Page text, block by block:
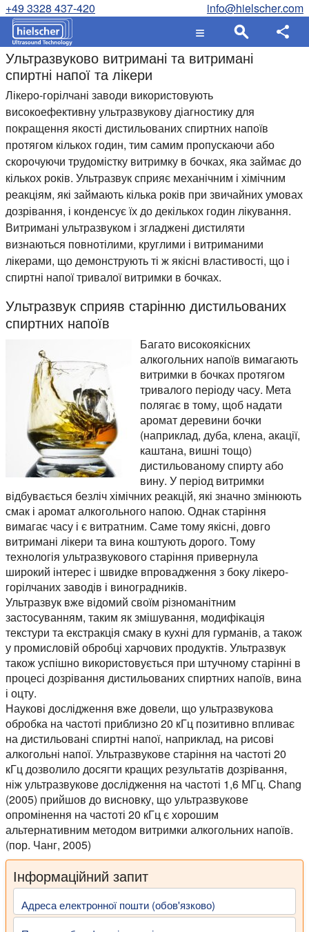
+49 3328 437-420 info@hielscher.com
Ультразвуково витримані та витримані
спиртні напої та лікери
Лікеро-горілчані заводи використовують
високоефективну ультразвукову діагностику для
покращення якості дистильованих спиртних напоїв
протягом кількох годин, тим самим пропускаючи або
скорочуючи трудомістку витримку в бочках, яка займає до
кількох років. Ультразвук сприяє механічним і хімічним
реакціям, які займають кілька років при звичайних умовах
дозрівання, і конденсує їх до декількох годин лікування.
Витримані ультразвуком і згладжені дистиляти
визнаються повнотілими, круглими і витриманими
лікерами, що демонструють ті ж якісні властивості, що і
спиртні напої тривалої витримки в бочках.
Ультразвук сприяв старінню дистильованих
спиртних напоїв
Багато високоякісних
алкогольних напоїв вимагають
витримки в бочках протягом
тривалого періоду часу. Мета
полягає в тому, щоб надати
аромат деревини бочки
(наприклад, дуба, клена, акації,
каштана, вишні тощо)
дистильованому спирту або
вину. У період витримки
відбувається безліч хімічних реакцій, які значно змінюють
смак і аромат алкогольного напою. Однак старіння
вимагає часу і є витратним. Саме тому якісні, довго
витримані лікери та вина коштують дорого. Тому
технологія ультразвукового старіння привернула
широкий інтерес і швидке впровадження з боку лікеро-
горілчаних заводів і виноградників.
Ультразвук вже відомий своїм різноманітним
застосуванням, таким як змішування, модифікація
текстури та екстракція смаку в кухні для гурманів, а також
у промисловій обробці харчових продуктів. Ультразвук
також успішно використовується при штучному старінні в
процесі дозрівання дистильованих спиртних напоїв, вина
і оцту.
Наукові дослідження вже довели, що ультразвукова
обробка на частоті приблизно 20 кГц позитивно впливає
на дистильовані спиртні напої, наприклад, на рисові
алкогольні напої. Ультразвукове старіння на частоті 20
кГц дозволило досягти кращих результатів дозрівання,
ніж ультразвукове дослідження на частоті 1,6 МГц. Chang
(2005) прийшов до висновку, що ультразвукове
опромінення на частоті 20 кГц є хорошим
альтернативним методом витримки алкогольних напоїв.
(пор. Чанг, 2005)
Інформаційний запит
Адреса електронної пошти (обов'язково)